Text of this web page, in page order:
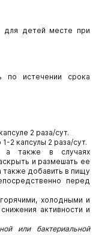
для детей месте при
истечении срока
2 раза/сут.
1-2 капсулы 2 раза/сут.
а также в случаях
и размешать ее
добавить в пищу
перед
холодными и
активности и
или бактериальной